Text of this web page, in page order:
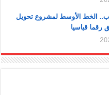
الخط الأوسط لمشروع تحويل
رقما قياسيا